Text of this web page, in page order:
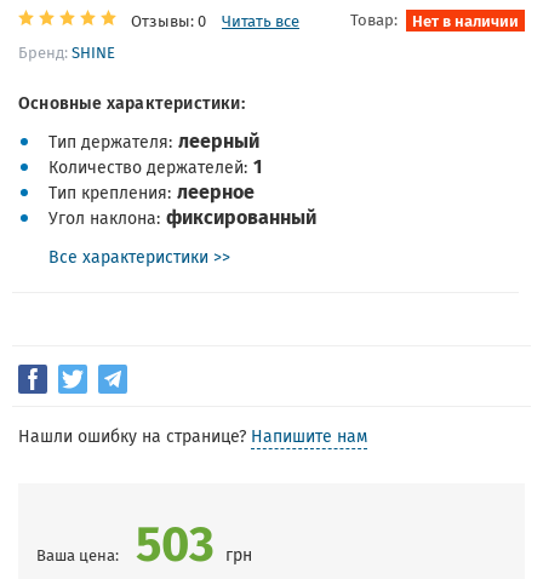
Отзывы: 0 Читать все Товар: Нет в наличии
Бренд:SHINE
Основные характеристики:
Тип держателя леерный
Количество держателей 1
Тип крепления леерное
Угол наклона фиксированный
Все характеристики >>
Нашли ошибку на странице? Напишите нам
Ваша цена: 503 грн